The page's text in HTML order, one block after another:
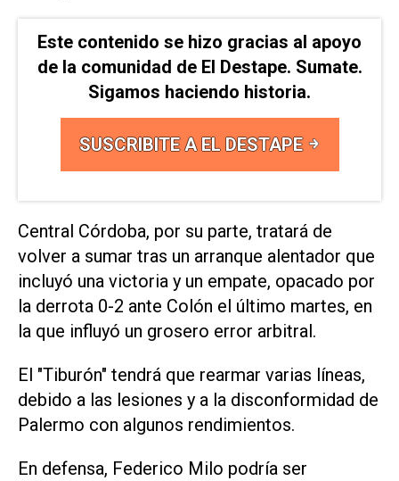
Este contenido se hizo gracias al apoyo
de la comunidad de El Destape. Sumate.
Sigamos haciendo historia.
SUSCRIBITE A EL DESTAPE
Central Córdoba, por su parte, tratará de
volver a sumar tras un arranque alentador que
incluyó una victoria y un empate, opacado por
la derrota 0-2 ante Colón el último martes, en
la que influyó un grosero error arbitral.
El "Tiburón" tendrá que rearmar varias líneas,
debido a las lesiones y a la disconformidad de
Palermo con algunos rendimientos.
En defensa, Federico Milo podría ser